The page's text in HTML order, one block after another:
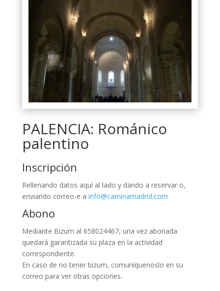
PALENCIA: Románico
palentino
Inscripción
Rellenando datos aquí al lado y dando a reservar o,
enviando correo-e a info@caminamadrid.com
Abono
Mediante Bizum al 658024467, una vez abonada
quedará garantizada su plaza en la actividad
correspondiente.
En caso de no tener bizum, comuníquenoslo en su
correo para ver otras opciones.